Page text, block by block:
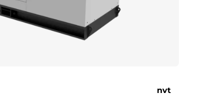
nvt